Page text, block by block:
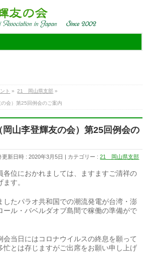
ト » 21 岡山県支部 »
会）第25回例会のご案内
山李登輝友の会）第25回例会の
更新日時 : 2020年3月5日 カテゴリー :21 岡山県支部
位におかれましては、ますますご清祥の
す。
したパラオ共和国での潮流発電が台湾・澎
ール・バベルダオブ島間で稼働の準備がで
会当日にはコロナウイルスの終息を願って
忙とは存じますがご出席をお願い申し上げ